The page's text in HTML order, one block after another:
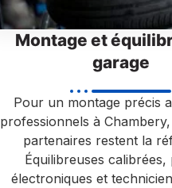
Montage et
garage
Pour un montage précis
professionnels à
partenaires restent la
Équilibreuses calibrées,
électroniques et